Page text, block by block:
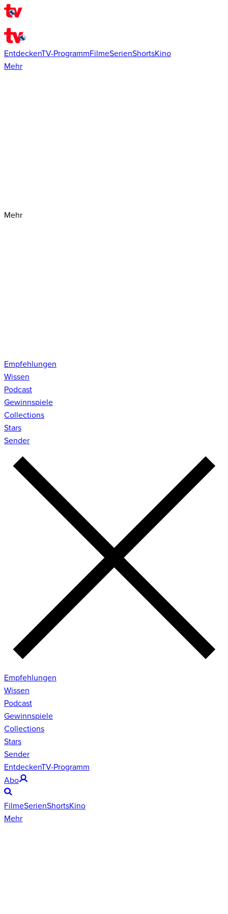
EntdeckenTV-ProgrammFilmeSerienShortsKino
Mehr
Mehr
Empfehlungen
Wissen
Podcast
Gewinnspiele
Collections
Stars
Sender
Empfehlungen
Wissen
Podcast
Gewinnspiele
Collections
Stars
Sender
EntdeckenTV-Programm
Abo
FilmeSerienShortsKino
Mehr